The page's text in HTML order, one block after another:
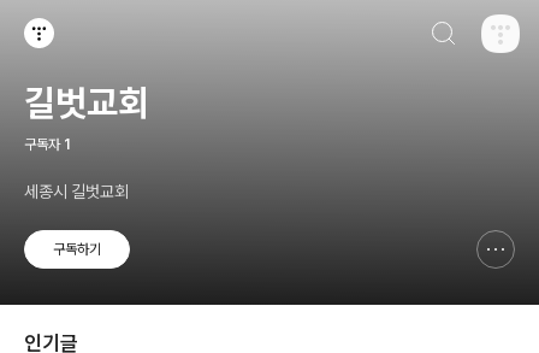
길벗교회
구독자 1
세종시 길벗교회
구독하기
인기글